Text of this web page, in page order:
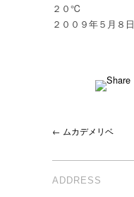
２０℃
２００９年５月８日
← ムカデメリベ
ADDRESS